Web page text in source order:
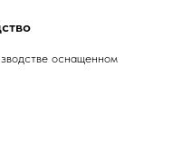
оснащенном